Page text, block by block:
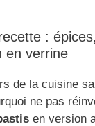
:
en verrine
de la cuisine
ne pas
en version